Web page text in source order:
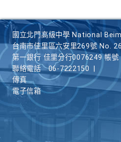
國立北門高級中學 National
台南市佳里區六安里269號 No.
第一銀行 佳里分行0076249 帳
聯絡電話
06-7222150
傳真
電子信箱